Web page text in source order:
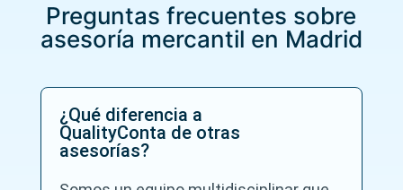
Preguntas frecuentes sobre
asesoría mercantil en Madrid
¿Qué diferencia a
QualityConta de otras
asesorías?